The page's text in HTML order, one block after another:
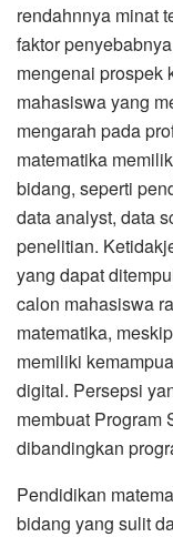
rendahnnya minat
faktor
mengenai prospek
mahasiswa yang
mengarah pada
matematika
bidang, seperti
data analyst, data
penelitian.
yang dapat
calon mahasiswa
matematika,
memiliki
digital. Persepsi
membuat Program
dibandingkan
Pendidikan
bidang yang sulit